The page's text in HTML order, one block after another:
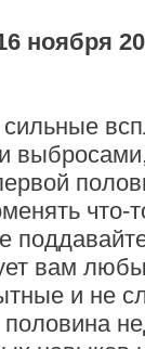
ноября
вам
и не